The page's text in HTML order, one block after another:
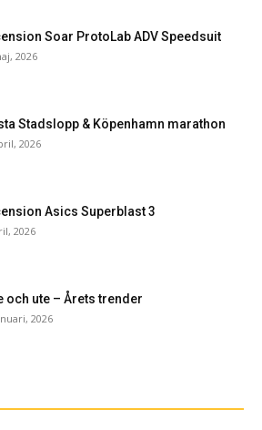
Soar ProtoLab ADV Speedsuit
2026
Stadslopp & Köpenhamn marathon
2026
Asics Superblast 3
2026
och ute – Årets trender
2026